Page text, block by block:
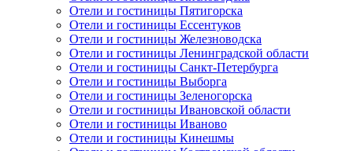
Отели и гостиницы Пятигорска
Отели и гостиницы Ессентуков
Отели и гостиницы Железноводска
Отели и гостиницы Ленинградской области
Отели и гостиницы Санкт-Петербурга
Отели и гостиницы Выборга
Отели и гостиницы Зеленогорска
Отели и гостиницы Ивановской области
Отели и гостиницы Иваново
Отели и гостиницы Кинешмы